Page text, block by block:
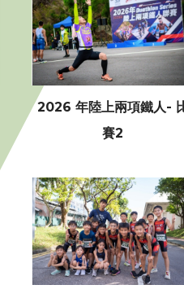
2026 年陸上兩項鐵人-
賽2